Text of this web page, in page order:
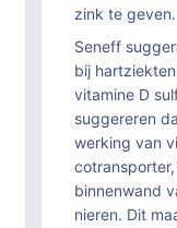
zink te geven.
Seneff
bij
vitamine D
suggereren
werking van
binnenwand
nieren. Dit